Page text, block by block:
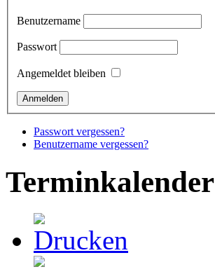
Benutzername
Passwort
Angemeldet bleiben
Passwort vergessen?
Benutzername vergessen?
Terminkalender